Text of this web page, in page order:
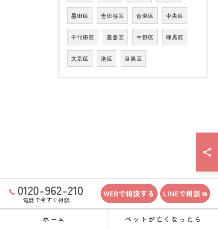
墨田区 世田谷区 台東区 中央区
千代田区 豊島区 中野区 練馬区
文京区 港区 目黒区
0120-962-210
電話で今すぐ相談
WEBで相談する LINEで相談
ホーム ペットが亡くなったら